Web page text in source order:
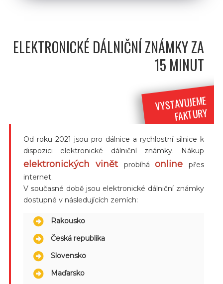
ELEKTRONICKÉ DÁLNIČNÍ ZNÁMKY ZA
15 MINUT
VYSTAVUJEME
FAKTURY
Od roku 2021 jsou pro dálnice a rychlostní silnice k
dispozici elektronické dálniční známky. Nákup
elektronických vinět probíháonlinepřes
internet.
V současné době jsou elektronické dálniční známky
dostupné v následujících zemích:
Rakousko
Česká republika
Slovensko
Maďarsko